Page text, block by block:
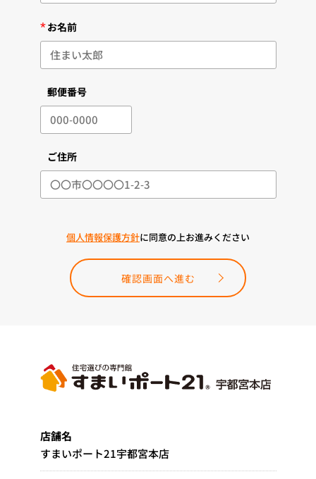
*お名前
郵便番号
ご住所
個人情報保護方針に同意の上お進みください
確認画面へ進む
店舗名
すまいポート21宇都宮本店